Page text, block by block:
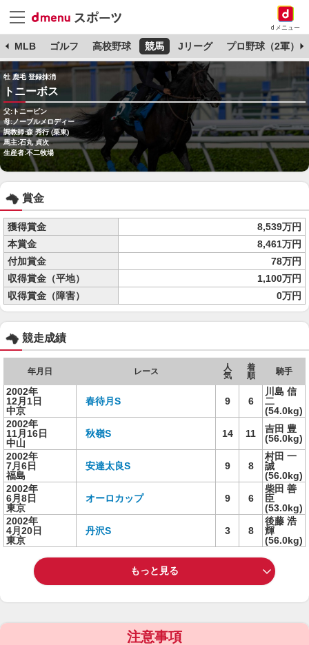
dメニュー
MLB ゴルフ 高校野球 競馬 Jリーグ プロ野球（2軍）
牡 鹿毛 登録抹消
トニーボス
父:トニービン
母:ノーブルメロディー
調教師:森 秀行 (栗東)
馬主:石丸 貞次
生産者:不二牧場
賞金
獲得賞金
8,539万円
本賞金
8,461万円
付加賞金
78万円
収得賞金（平地）
1,100万円
収得賞金（障害）
0万円
競走成績
年月日 レース
人
気
着
順
騎手
2002年
12月1日
中京
春待月S 9 6
川島 信
二
(54.0kg)
2002年
11月16日
中山
秋嶺S 14 11
吉田 豊
(56.0kg)
2002年
7月6日
福島
安達太良S 9 8
村田 一
誠
(56.0kg)
2002年
6月8日
東京
オーロカップ 9 6
柴田 善
臣
(53.0kg)
2002年
4月20日
東京
丹沢S 3 8
後藤 浩
輝
(56.0kg)
もっと見る
注意事項